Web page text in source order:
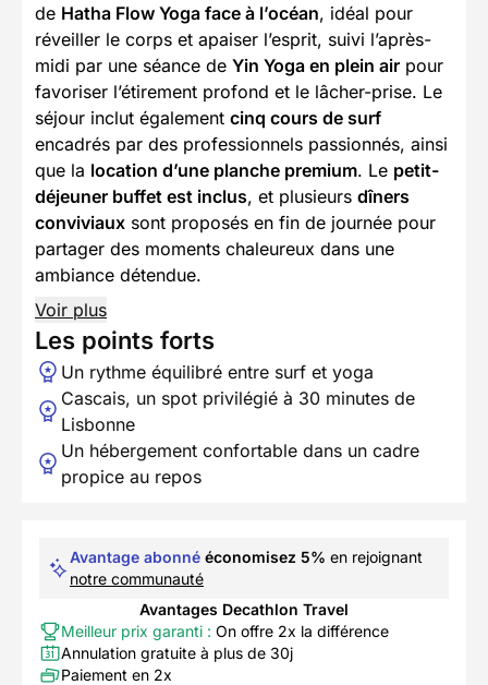
de Hatha Flow Yoga face à l’océan, idéal pour
réveiller le corps et apaiser l’esprit, suivi l’après-
midi par une séance de Yin Yoga en plein air pour
favoriser l’étirement profond et le lâcher-prise. Le
séjour inclut également cinq cours de surf
encadrés par des professionnels passionnés, ainsi
que la location d’une planche premium. Le petit-
déjeuner buffet est inclus, et plusieurs dîners
conviviaux sont proposés en fin de journée pour
partager des moments chaleureux dans une
ambiance détendue.
Voir plus
Les points forts
Un rythme équilibré entre surf et yoga
Cascais, un spot privilégié à 30 minutes de
Lisbonne
Un hébergement confortable dans un cadre
propice au repos
Avantage abonné économisez 5% en rejoignant
notre communauté
Avantages Decathlon Travel
Meilleur prix garanti : On offre 2x la différence
Annulation gratuite à plus de 30j
Paiement en 2x